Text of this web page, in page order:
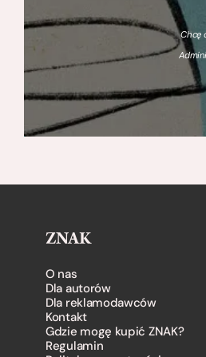
Chcę
ZNAK
O nas
Dla autorów
Dla reklamodawców
Kontakt
Gdzie mogę kupić ZNAK?
Regulamin